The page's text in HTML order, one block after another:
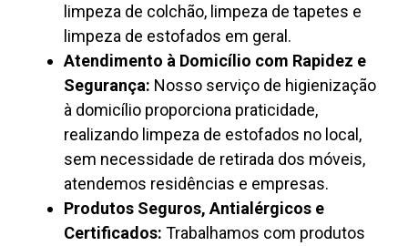
limpeza de colchão, limpeza de tapetes e
limpeza de estofados em geral.
Atendimento à Domicílio com Rapidez e
Segurança: Nosso serviço de higienização
à domicílio proporciona praticidade,
realizando limpeza de estofados no local,
sem necessidade de retirada dos móveis,
atendemos residências e empresas.
Produtos Seguros, Antialérgicos e
Certificados: Trabalhamos com produtos